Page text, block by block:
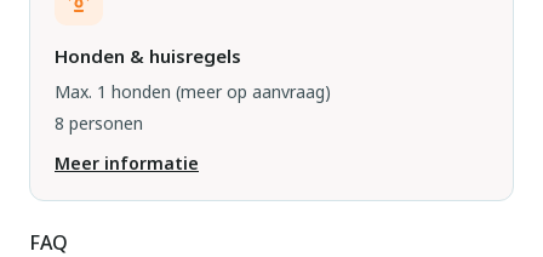
Honden & huisregels
Max. 1 honden (meer op aanvraag)
8 personen
Meer informatie
FAQ